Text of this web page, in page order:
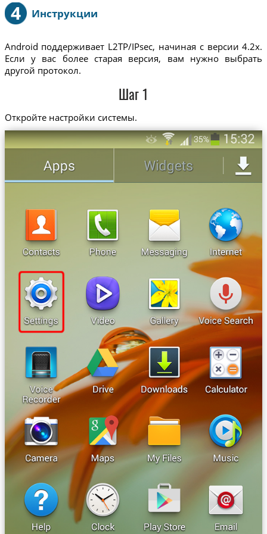
4 Инструкции
Android поддерживает L2TP/IPsec, начиная с версии 4.2x.
Если у вас более старая версия, вам нужно выбрать
другой протокол.
Шаг 1
Откройте настройки системы.